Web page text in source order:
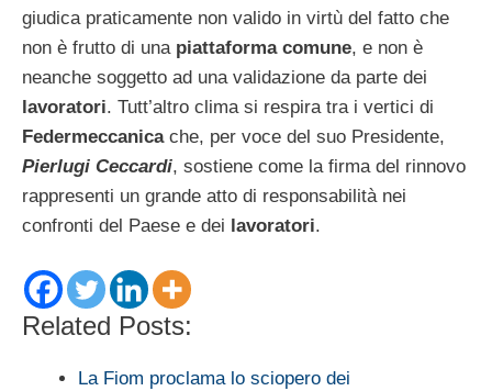
giudica praticamente non valido in virtù del fatto che
non è frutto di una piattaforma comune, e non è
neanche soggetto ad una validazione da parte dei
lavoratori. Tutt’altro clima si respira tra i vertici di
Federmeccanicache, per voce del suo Presidente,
Pierlugi Ceccardi, sostiene come la firma del rinnovo
rappresenti un grande atto di responsabilità nei
confronti del Paese e dei lavoratori.
Related Posts:
La Fiom proclama lo sciopero dei